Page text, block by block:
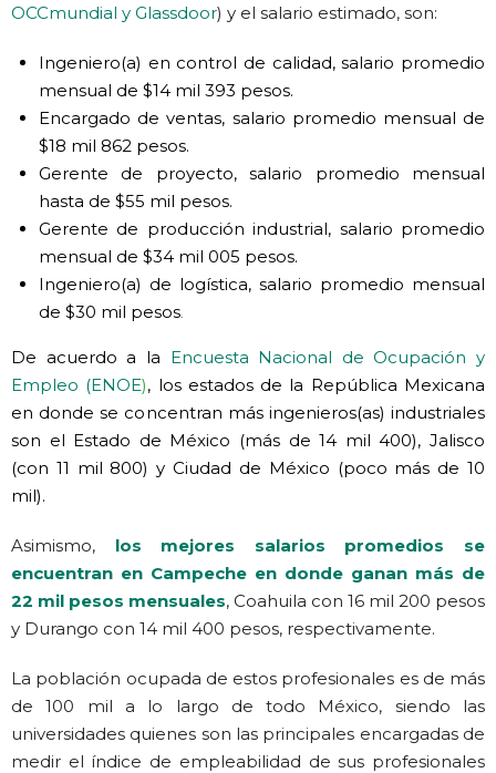
OCCmundial y Glassdoor) y el salario estimado, son:
Ingeniero(a) en control de calidad, salario promedio
mensual de $14 mil 393 pesos.
Encargado de ventas, salario promedio mensual de
$18 mil 862 pesos.
Gerente de proyecto, salario promedio mensual
hasta de $55 mil pesos.
Gerente de producción industrial, salario promedio
mensual de $34 mil 005 pesos.
Ingeniero(a) de logística, salario promedio mensual
de $30 mil pesos
De acuerdo a la Encuesta Nacional de Ocupación y
Empleo (ENOE), los estados de la República Mexicana
en donde se concentran más ingenieros(as) industriales
son el Estado de México (más de 14 mil 400), Jalisco
(con 11 mil 800) y Ciudad de México (poco más de 10
mil).
Asimismo, los mejores salarios promedios se
encuentran en Campeche en donde ganan más de
22 mil pesos mensuales, Coahuila con 16 mil 200 pesos
y Durango con 14 mil 400 pesos, respectivamente.
La población ocupada de estos profesionales es de más
de 100 mil a lo largo de todo México, siendo las
universidades quienes son las principales encargadas de
medir el índice de empleabilidad de sus profesionales